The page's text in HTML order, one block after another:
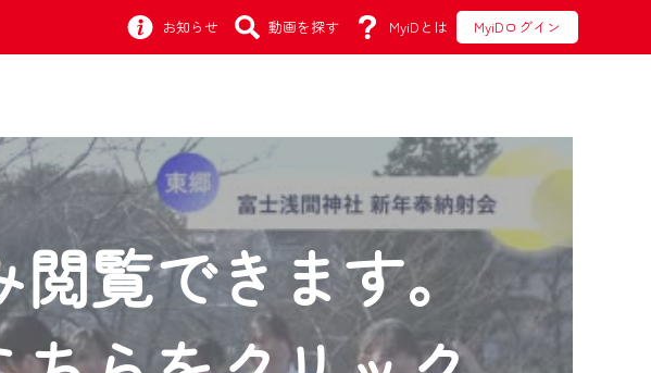
お知らせ 動画を探す MyiDとは MyiDログイン
覧できます。
ます！
。